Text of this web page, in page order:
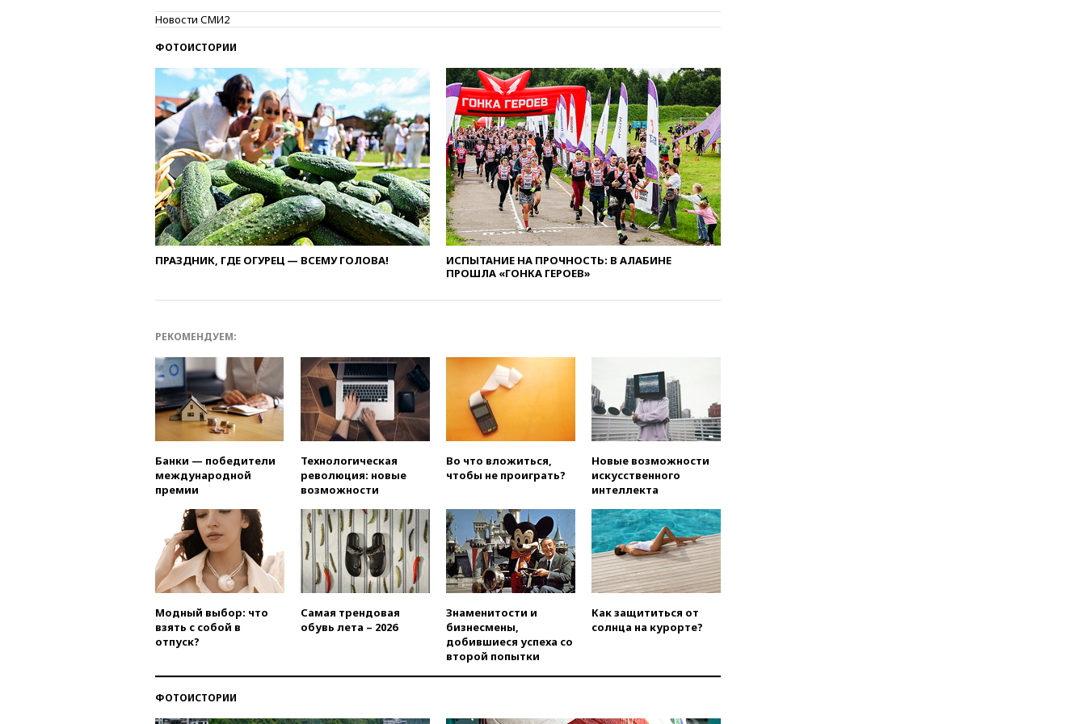
вчера, 20:47Newsweek:
«взрывная» диарея охватила
вчера, 20:35ПВО за 12 часов
сбила 200 украинских
беспилотников
вчера, 20:20Третий комплект
золотых медалей выиграли на
ЧЕ российские синхронистки
вчера, 20:15ТАСС: жизни
главы «Уралдронзавода»
после взрыва ничего не
угрожает
вчера, 20:08По всей Грузии
снова отключилось
электричество
примет беспрецедентные
меры безопасности во время
выборов
вчера, 19:35Памфилова
партийных списков на выборах
в Госдуму
прокомментировал первый
номер «Единой России» в
бюллетене
вчера, 19:15Путин обсудил с
Памфиловой подготовку к
вчера, 18:56 Wildberries
отрицает перенос основной
вчера, 18:45Крупнейший
Новости СМИ2
ФОТОИСТОРИИ
ПРАЗДНИК, ГДЕ ОГУРЕЦ — ВСЕМУ ГОЛОВА!
ИСПЫТАНИЕ НА ПРОЧНОСТЬ: В АЛАБИНЕ
ПРОШЛА «ГОНКА ГЕРОЕВ»
РЕКОМЕНДУЕМ:
Банки — победители
международной
премии
Технологическая
революция: новые
возможности
Во что вложиться,
чтобы не проиграть?
Новые возможности
искусственного
интеллекта
Модный выбор: что
взять с собой в
отпуск?
Самая трендовая
обувь лета – 2026
Знаменитости и
бизнесмены,
добившиеся успеха со
второй попытки
Как защититься от
солнца на курорте?
ФОТОИСТОРИИ